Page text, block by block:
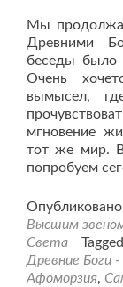
Мы
Древними
беседы было
Очень
вымысел,
мгновение
тот же мир.
попробуем
Высшим
Света
Tagged
Древние Боги
Афоморзия,